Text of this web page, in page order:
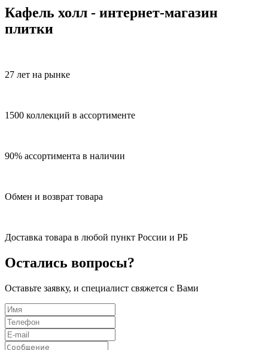
Кафель холл - интернет-магазин
плитки
27 лет на рынке
1500 коллекций в ассортименте
90% ассортимента в наличии
Обмен и возврат товара
Доставка товара в любой пункт России и РБ
Остались вопросы?
Оставьте заявку, и специалист свяжется с Вами